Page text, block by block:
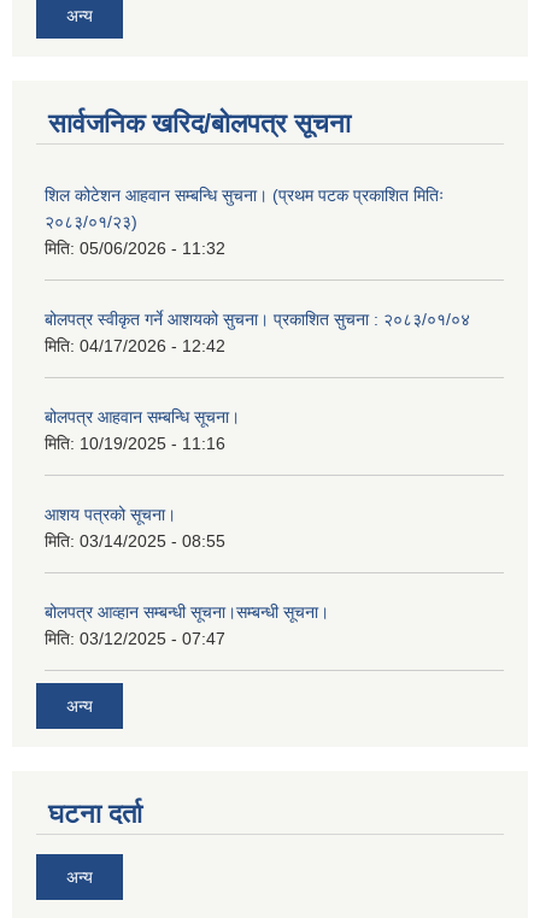
अन्य
सार्वजनिक खरिद/बोलपत्र सूचना
शिल कोटेशन आहवान सम्बन्धि सुचना। (प्रथम पटक प्रकाशित मितिः
२०८३/०१/२३)
मिति: 05/06/2026 - 11:32
बोलपत्र स्वीकृत गर्ने आशयको सुचना। प्रकाशित सुचना : २०८३/०१/०४
मिति: 04/17/2026 - 12:42
बोलपत्र आहवान सम्बन्धि सूचना।
मिति: 10/19/2025 - 11:16
आशय पत्रको सूचना।
मिति: 03/14/2025 - 08:55
बोलपत्र आव्हान सम्बन्धी सूचना।सम्बन्धी सूचना।
मिति: 03/12/2025 - 07:47
अन्य
घटना दर्ता
अन्य